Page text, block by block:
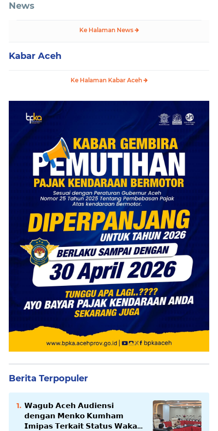
News
Ke Halaman News
Kabar Aceh
Ke Halaman Kabar Aceh
Berita Terpopuler
𝗪𝗮𝗴𝘂𝗯 𝗔𝗰𝗲𝗵 𝗔𝘂𝗱𝗶𝗲𝗻𝘀𝗶
𝗱𝗲𝗻𝗴𝗮𝗻 𝗠𝗲𝗻𝗸𝗼 𝗞𝘂𝗺𝗵𝗮𝗺
𝗜𝗺𝗶𝗽𝗮𝘀 𝗧𝗲𝗿𝗸𝗮𝗶𝘁 𝗦𝘁𝗮𝘁𝘂𝘀 𝗪𝗮𝗸𝗮𝗳